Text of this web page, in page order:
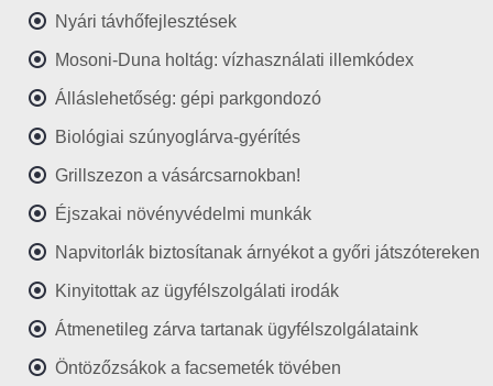
Nyári távhőfejlesztések
Mosoni-Duna holtág: vízhasználati illemkódex
Álláslehetőség: gépi parkgondozó
Biológiai szúnyoglárva-gyérítés
Grillszezon a vásárcsarnokban!
Éjszakai növényvédelmi munkák
Napvitorlák biztosítanak árnyékot a győri játszótereken
Kinyitottak az ügyfélszolgálati irodák
Átmenetileg zárva tartanak ügyfélszolgálataink
Öntözőzsákok a facsemeték tövében